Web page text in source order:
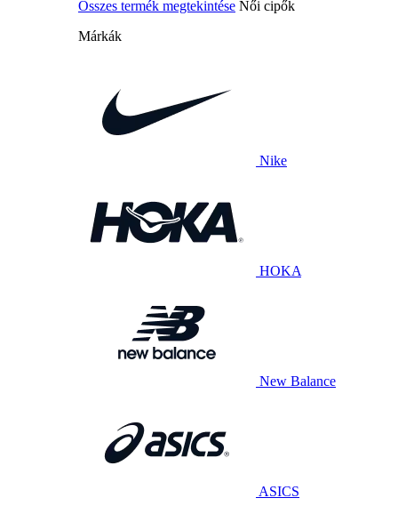
Összes termék megtekintése Női cipők
Márkák
Nike
HOKA
New Balance
ASICS